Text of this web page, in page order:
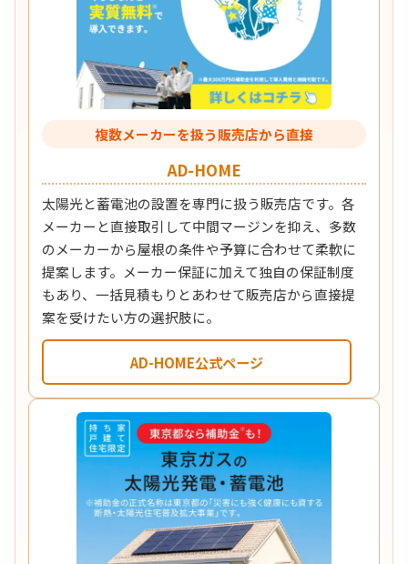
複数メーカーを扱う販売店から直接
AD-HOME
太陽光と蓄電池の設置を専門に扱う販売店です。各
メーカーと直接取引して中間マージンを抑え、多数
のメーカーから屋根の条件や予算に合わせて柔軟に
提案します。メーカー保証に加えて独自の保証制度
もあり、一括見積もりとあわせて販売店から直接提
案を受けたい方の選択肢に。
AD-HOME公式ページ